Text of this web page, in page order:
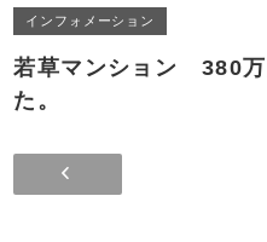
インフォメーション
若草マンション 380
た。